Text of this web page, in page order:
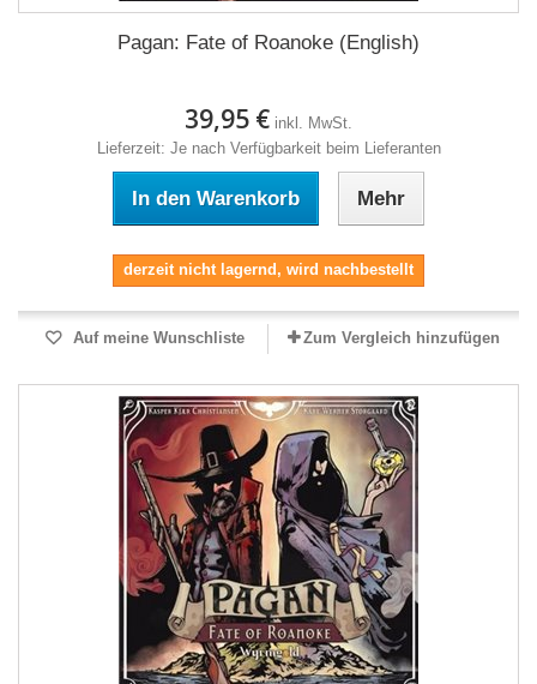
Pagan: Fate of Roanoke (English)
39,95 € inkl. MwSt.
Lieferzeit: Je nach Verfügbarkeit beim Lieferanten
In den Warenkorb Mehr
derzeit nicht lagernd, wird nachbestellt
Auf meine Wunschliste Zum Vergleich hinzufügen